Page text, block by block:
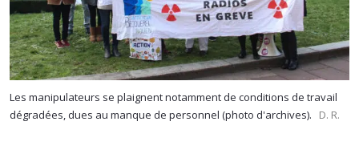
Les manipulateurs se plaignent notamment de conditions de travail
dégradées, dues au manque de personnel (photo d'archives).
D. R.